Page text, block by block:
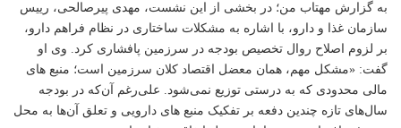
به گزارش مهتاب من؛ در بخشی از این نشست، مهدی پیرصالحی، رییس
سازمان غذا و دارو، با اشاره به مشکلات ساختاری در نظام فراهم دارو،
بر لزوم اصلاح روال تخصیص بودجه در سرزمین پافشاری کرد. وی او
گفت: «مشکل مهم، همان معضل
اقتصاد کلان سرزمین است؛ منبع های
مالی محدودی که به درستی توزیع نمی‌شود. علی‌رغم آن‌که در بودجه
سال‌های تازه چندین دفعه بر تفکیک منبع های دارویی و تعلق آن‌ها به محل